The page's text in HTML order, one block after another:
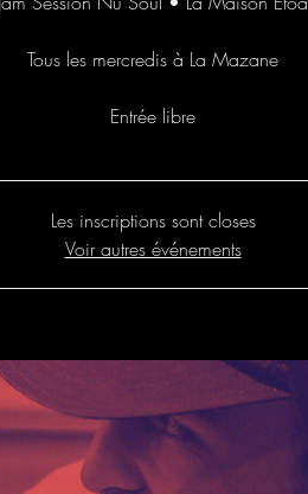
Tous les mercredis à La Mazane
Entrée libre
Les inscriptions sont closes
Voir autres événements